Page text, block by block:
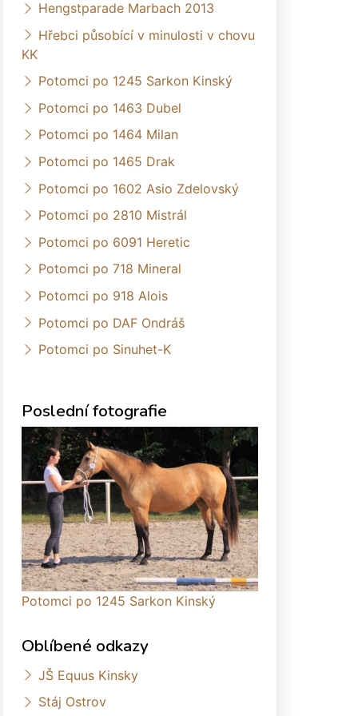
Hengstparade Marbach 2013
Hřebci působící v minulosti v chovu
KK
Potomci po 1245 Sarkon Kinský
Potomci po 1463 Dubel
Potomci po 1464 Milan
Potomci po 1465 Drak
Potomci po 1602 Asio Zdelovský
Potomci po 2810 Mistrál
Potomci po 6091 Heretic
Potomci po 718 Mineral
Potomci po 918 Alois
Potomci po DAF Ondráš
Potomci po Sinuhet-K
Poslední fotografie
Potomci po 1245 Sarkon Kinský
Oblíbené odkazy
JŠ Equus Kinsky
Stáj Ostrov